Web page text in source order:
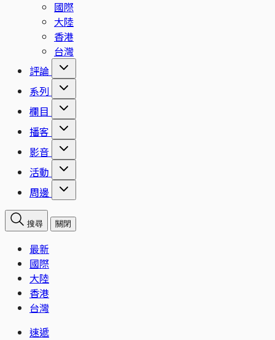
國際
大陸
香港
台灣
評論
系列
欄目
播客
影音
活動
周邊
搜尋 關閉
最新
國際
大陸
香港
台灣
速遞